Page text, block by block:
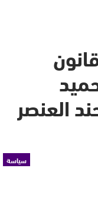
9 من قانون
العنصر
سياسة